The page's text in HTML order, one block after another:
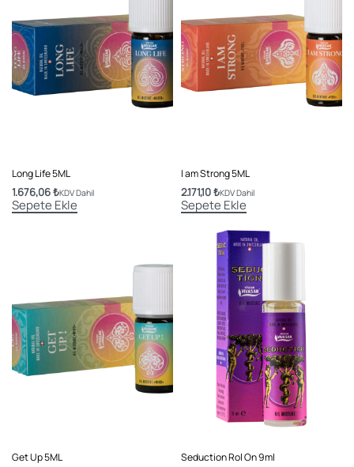
Long Life 5ML
1.676,06₺KDV Dahil
Sepete Ekle
I am Strong 5ML
2.171,10₺KDV Dahil
Sepete Ekle
Get Up 5ML Seduction Rol On 9ml